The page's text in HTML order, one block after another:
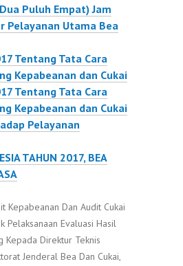
Puluh Empat) Jam
Pelayanan Utama Bea
Tentang Tata Cara
Kepabeanan dan Cukai
Tentang Tata Cara
Kepabeanan dan Cukai
Pelayanan
TAHUN 2017, BEA
Kepabeanan Dan Audit Cukai
Pelaksanaan Evaluasi Hasil
Kepada Direktur Teknis
Jenderal Bea Dan Cukai,